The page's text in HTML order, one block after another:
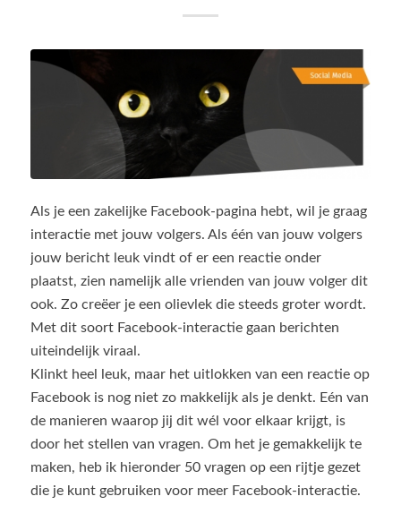
Als je een zakelijke Facebook-pagina hebt, wil je graag
interactie met jouw volgers. Als één van jouw volgers
jouw bericht leuk vindt of er een reactie onder
plaatst, zien namelijk alle vrienden van jouw volger dit
ook. Zo creëer je een olievlek die steeds groter wordt.
Met dit soort Facebook-interactie gaan berichten
uiteindelijk viraal.
Klinkt heel leuk, maar het uitlokken van een reactie op
Facebook is nog niet zo makkelijk als je denkt. Eén van
de manieren waarop jij dit wél voor elkaar krijgt, is
door het stellen van vragen. Om het je gemakkelijk te
maken, heb ik hieronder 50 vragen op een rijtje gezet
die je kunt gebruiken voor meer Facebook-interactie.